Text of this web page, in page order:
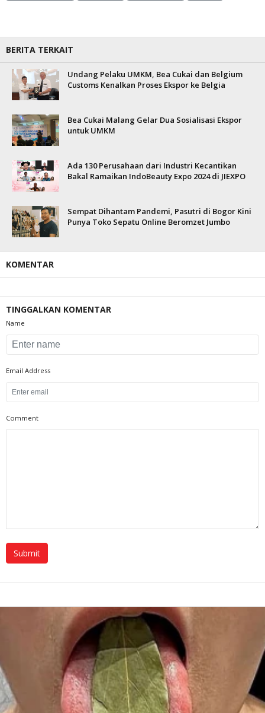
BERITA TERKAIT
Undang Pelaku UMKM, Bea Cukai dan Belgium
Customs Kenalkan Proses Ekspor ke Belgia
Bea Cukai Malang Gelar Dua Sosialisasi Ekspor
untuk UMKM
Ada 130 Perusahaan dari Industri Kecantikan
Bakal Ramaikan IndoBeauty Expo 2024 di JIEXPO
Sempat Dihantam Pandemi, Pasutri di Bogor Kini
Punya Toko Sepatu Online Beromzet Jumbo
KOMENTAR
TINGGALKAN KOMENTAR
Name
Email Address
Comment